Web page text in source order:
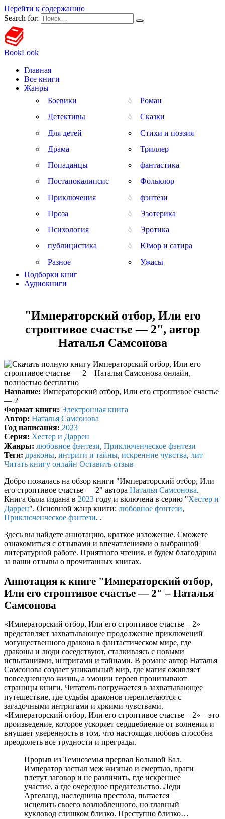
Перейти к содержанию
Search for:
BookLook
Главная
Все книги
Жанры
Боевики
Детективы
Для детей
Драма
Попаданцы
Постапокалипсис
Приключения
Проза
Психология
публицистика
Разное
Роман
Сказки
Стихи и поэзия
Триллер
фантастика
Фольклор
фэнтези
Эзотерика
Эротика
Юмор и сатира
Ужасы
Подборки книг
Аудиокниги
"Императорский отбор, Или его
строптивое счастье — 2", автор
Наталья Самсонова
Название: Императорский отбор, Или его строптивое счастье
— 2
Формат книги: Электронная книга
Автор: Наталья Самсонова
Год написания: 2023
Серия: Хестер и Даррен
Жанры: любовное фэнтези, Приключенческое фэнтези
Теги: драконы, интриги и тайны, искренние чувства, лит
Читать книгу онлайн Оставить отзыв
Добро пожалась на обзор книги "Императорский отбор, Или
его строптивое счастье — 2" автора Наталья Самсонова.
Книга была издана в 2023 году и включена в серию "Хестер и
Даррен". Основной жанр книги: любовное фэнтези,
Приключенческое фэнтези. .
Здесь вы найдете аннотацию, краткое изложение. Сможете
ознакомиться с отзывами и впечатлениями о выбранной
литературной работе. Приятного чтения, и будем благодарны
за ваши отзывы о прочитанных книгах.
Аннотация к книге "Императорский отбор,
Или его строптивое счастье — 2" – Наталья
Самсонова
«Императорский отбор, Или его строптивое счастье – 2»
представляет захватывающее продолжение приключений
могущественного дракона в фантастическом мире, где
драконы и люди соседствуют, сталкиваясь с новыми
испытаниями, интригами и тайнами. В романе автор Наталья
Самсонова создает уникальный мир, где магия оживляет
повседневную жизнь, а эмоции героев пронизывают
страницы книги. Читатель погружается в захватывающее
путешествие, где судьбы драконов переплетаются с
загадочными интригами и яркими чувствами.
«Императорский отбор, Или его строптивое счастье – 2» – это
произведение, которое ускоряет сердцебиение от волнения и
внушает уверенность в том, что настоящая любовь способна
преодолеть все трудности и преграды.
Прорыв из Темноземья прервал Большой Бал.
Император застыл меж жизнью и смертью, враги
плетут заговор и не различить, где искреннее
участие, а где очередное предательство. Леди
Аргеланд, наследница престола, пытается
исцелить своего возлюбленного, но главный
кукловод слишком близко. Преступно близко…